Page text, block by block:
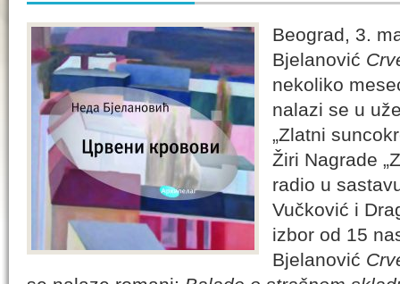
Beograd, 3.
Bjelanović
nekoliko
nalazi se u
„Zlatni
Žiri Nagrade
radio u
Vučković i
izbor od 15
Bjelanović